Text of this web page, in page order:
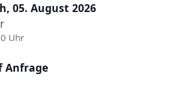
05. August 2026
Uhr
Anfrage